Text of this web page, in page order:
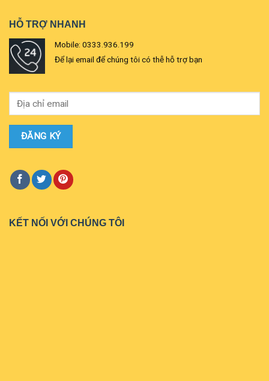
HỖ TRỢ NHANH
Mobile: 0333.936.199
Để lại email để chúng tôi có thễ hỗ trợ bạn
KẾT NỐI VỚI CHÚNG TÔI